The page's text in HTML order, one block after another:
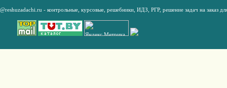
@reshuzadachi.ru - контрольные, курсовые решебники, ИДЗ, РГР, решение задач на заказ